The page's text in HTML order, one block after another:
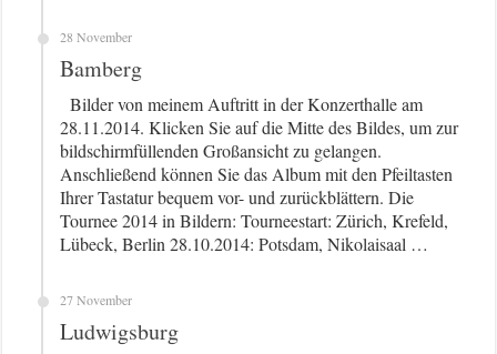
28 November
Bamberg
Bilder von meinem Auftritt in der Konzerthalle am
28.11.2014. Klicken Sie auf die Mitte des Bildes, um zur
bildschirmfüllenden Großansicht zu gelangen.
Anschließend können Sie das Album mit den Pfeiltasten
Ihrer Tastatur bequem vor- und zurückblättern. Die
Tournee 2014 in Bildern: Tourneestart: Zürich, Krefeld,
Lübeck, Berlin 28.10.2014: Potsdam, Nikolaisaal …
27 November
Ludwigsburg